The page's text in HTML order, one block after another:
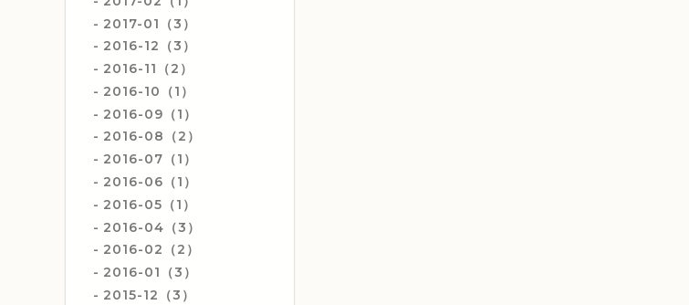
2017-01（3）
2016-12（3）
2016-11（2）
2016-10（1）
2016-09（1）
2016-08（2）
2016-07（1）
2016-06（1）
2016-05（1）
2016-04（3）
2016-02（2）
2016-01（3）
2015-12（3）